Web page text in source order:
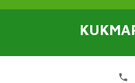
local_phone